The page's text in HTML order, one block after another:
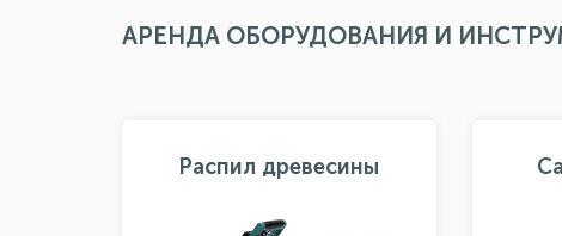
АРЕНДА ОБОРУДОВАНИЯ И
Распил древесины